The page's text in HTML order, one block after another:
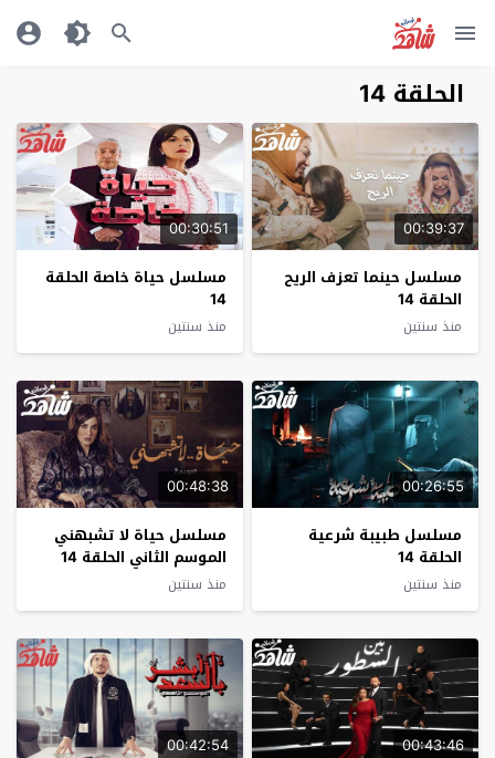
الحلقة 14
00:39:37
مسلسل حينما تعزف الريح
الحلقة 14
منذ سنتين
00:30:51
مسلسل حياة خاصة الحلقة
14
منذ سنتين
00:26:55
مسلسل طبيبة شرعية
الحلقة 14
منذ سنتين
00:48:38
مسلسل حياة لا تشبهني
الموسم الثاني الحلقة 14
منذ سنتين
00:43:46
00:42:54